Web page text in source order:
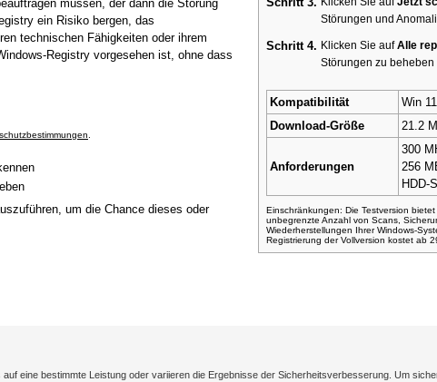
müssen, der dann die Störung
ein Risiko bergen, das
technischen Fähigkeiten oder ihrem
Registry vorgesehen ist, ohne dass
um die Chance dieses oder
Störungen und
Schritt 4. Klicken Sie aufAlle
Störungen zu beheben
Kompatibilität
Win
Download-Größe
21.2
Anforderungen
300
256
HDD-
Einschränkungen: Die Testversion
unbegrenzte Anzahl von Scans,
Wiederherstellungen Ihrer Windows-
Registrierung der Vollversion kostet ab
eine bestimmte Leistung oder variieren die Ergebnisse der Sicherheitsverbesserung. Um